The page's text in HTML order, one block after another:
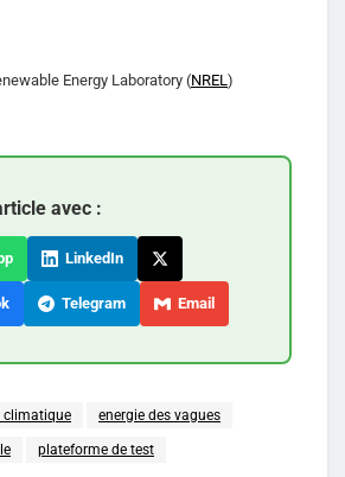
Energy Laboratory (NREL )
avec :
LinkedIn
Telegram Email
climatique energie des vagues
plateforme de test